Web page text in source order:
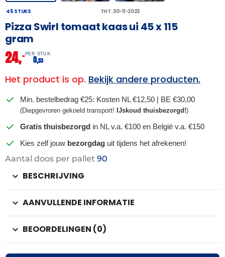
45 STUKS THT: 30-11-2023
Pizza Swirl tomaat kaas ui 45 x 115
gram
24,– PER STUK
0,53
Het product is op. Bekijk andere producten.
Min. bestelbedrag €25: Kosten NL €12,50 | BE €30,00
(Diepgevroren gekoeld transport! IJskoud thuisbezorgd!)
Gratis thuisbezorgd in NL v.a. €100 en België v.a. €150
Kies zelf jouw bezorgdag uit tijdens het afrekenen!
Aantal doos per pallet 90
BESCHRIJVING
AANVULLENDE INFORMATIE
BEOORDELINGEN (0)